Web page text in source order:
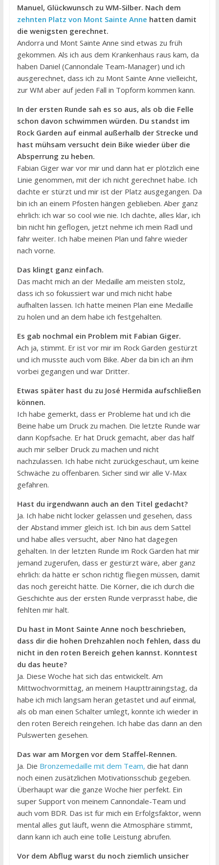
Manuel, Glückwunsch zu WM-Silber. Nach dem
zehnten Platz von Mont Sainte Anne hatten damit
die wenigsten gerechnet.
Andorra und Mont Sainte Anne sind etwas zu früh
gekommen. Als ich aus dem Krankenhaus raus kam, da
haben Daniel (Cannondale Team-Manager) und ich
ausgerechnet, dass ich zu Mont Sainte Anne vielleicht,
zur WM aber auf jeden Fall in Topform kommen kann.
In der ersten Runde sah es so aus, als ob die Felle
schon davon schwimmen würden. Du standst im
Rock Garden auf einmal außerhalb der Strecke und
hast mühsam versucht dein Bike wieder über die
Absperrung zu heben.
Fabian Giger war vor mir und dann hat er plötzlich eine
Linie genommen, mit der ich nicht gerechnet habe. Ich
dachte er stürzt und mir ist der Platz ausgegangen. Da
bin ich an einem Pfosten hängen geblieben. Aber ganz
ehrlich: ich war so cool wie nie. Ich dachte, alles klar, ich
bin nicht hin geflogen, jetzt nehme ich mein Radl und
fahr weiter. Ich habe meinen Plan und fahre wieder
nach vorne.
Das klingt ganz einfach.
Das macht mich an der Medaille am meisten stolz,
dass ich so fokussiert war und mich nicht habe
aufhalten lassen. Ich hatte meinen Plan eine Medaille
zu holen und an dem habe ich festgehalten.
Es gab nochmal ein Problem mit Fabian Giger.
Ach ja, stimmt. Er ist vor mir im Rock Garden gestürzt
und ich musste auch vom Bike. Aber da bin ich an ihm
vorbei gegangen und war Dritter.
Etwas später hast du zu José Hermida aufschließen
können.
Ich habe gemerkt, dass er Probleme hat und ich die
Beine habe um Druck zu machen. Die letzte Runde war
dann Kopfsache. Er hat Druck gemacht, aber das half
auch mir selber Druck zu machen und nicht
nachzulassen. Ich habe nicht zurückgeschaut, um keine
Schwäche zu offenbaren. Sicher sind wir alle V-Max
gefahren.
Hast du irgendwann auch an den Titel gedacht?
Ja. Ich habe nicht locker gelassen und gesehen, dass
der Abstand immer gleich ist. Ich bin aus dem Sattel
und habe alles versucht, aber Nino hat dagegen
gehalten. In der letzten Runde im Rock Garden hat mir
jemand zugerufen, dass er gestürzt wäre, aber ganz
ehrlich: da hätte er schon richtig fliegen müssen, damit
das noch gereicht hätte. Die Körner, die ich durch die
Geschichte aus der ersten Runde verprasst habe, die
fehlten mir halt.
Du hast in Mont Sainte Anne noch beschrieben,
dass dir die hohen Drehzahlen noch fehlen, dass du
nicht in den roten Bereich gehen kannst. Konntest
du das heute?
Ja. Diese Woche hat sich das entwickelt. Am
Mittwochvormittag, an meinem Haupttrainingstag, da
habe ich mich langsam heran getastet und auf einmal,
als ob man einen Schalter umlegt, konnte ich wieder in
den roten Bereich reingehen. Ich habe das dann an den
Pulswerten gesehen.
Das war am Morgen vor dem Staffel-Rennen.
Ja. Die Bronzemedaille mit dem Team, die hat dann
noch einen zusätzlichen Motivationsschub gegeben.
Überhaupt war die ganze Woche hier perfekt. Ein
super Support von meinem Cannondale-Team und
auch vom BDR. Das ist für mich ein Erfolgsfaktor, wenn
mental alles gut läuft, wenn die Atmosphäre stimmt,
dann kann ich auch eine tolle Leistung abrufen.
Vor dem Abflug warst du noch ziemlich unsicher